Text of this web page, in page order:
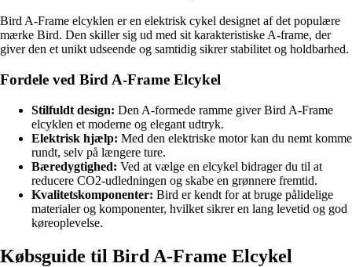
Bird A-Frame elcyklen er en elektrisk cykel designet af det populære
mærke Bird. Den skiller sig ud med sit karakteristiske A-frame, der
giver den et unikt udseende og samtidig sikrer stabilitet og holdbarhed.
Fordele ved Bird A-Frame Elcykel
Stilfuldt design: Den A-formede ramme giver Bird A-Frame
elcyklen et moderne og elegant udtryk.
Elektrisk hjælp: Med den elektriske motor kan du nemt komme
rundt, selv på længere ture.
Bæredygtighed: Ved at vælge en elcykel bidrager du til at
reducere CO2-udledningen og skabe en grønnere fremtid.
Kvalitetskomponenter: Bird er kendt for at bruge pålidelige
materialer og komponenter, hvilket sikrer en lang levetid og god
køreoplevelse.
Købsguide til Bird A-Frame Elcykel